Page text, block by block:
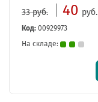
33 руб. 40 руб.
Код: 00929973
На складе: